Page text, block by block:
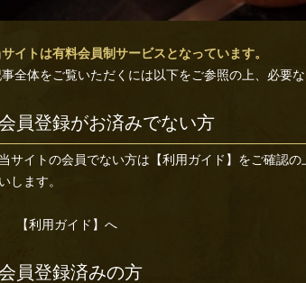
サイトは有料会員制サービスとなっています。
全体をご覧いただくには以下をご参照の上、必要
員登録がお済みでない方
当サイトの会員でない方は 【利用ガイド】 をご確認の
いします。
【利用ガイド】へ
員登録済みの方